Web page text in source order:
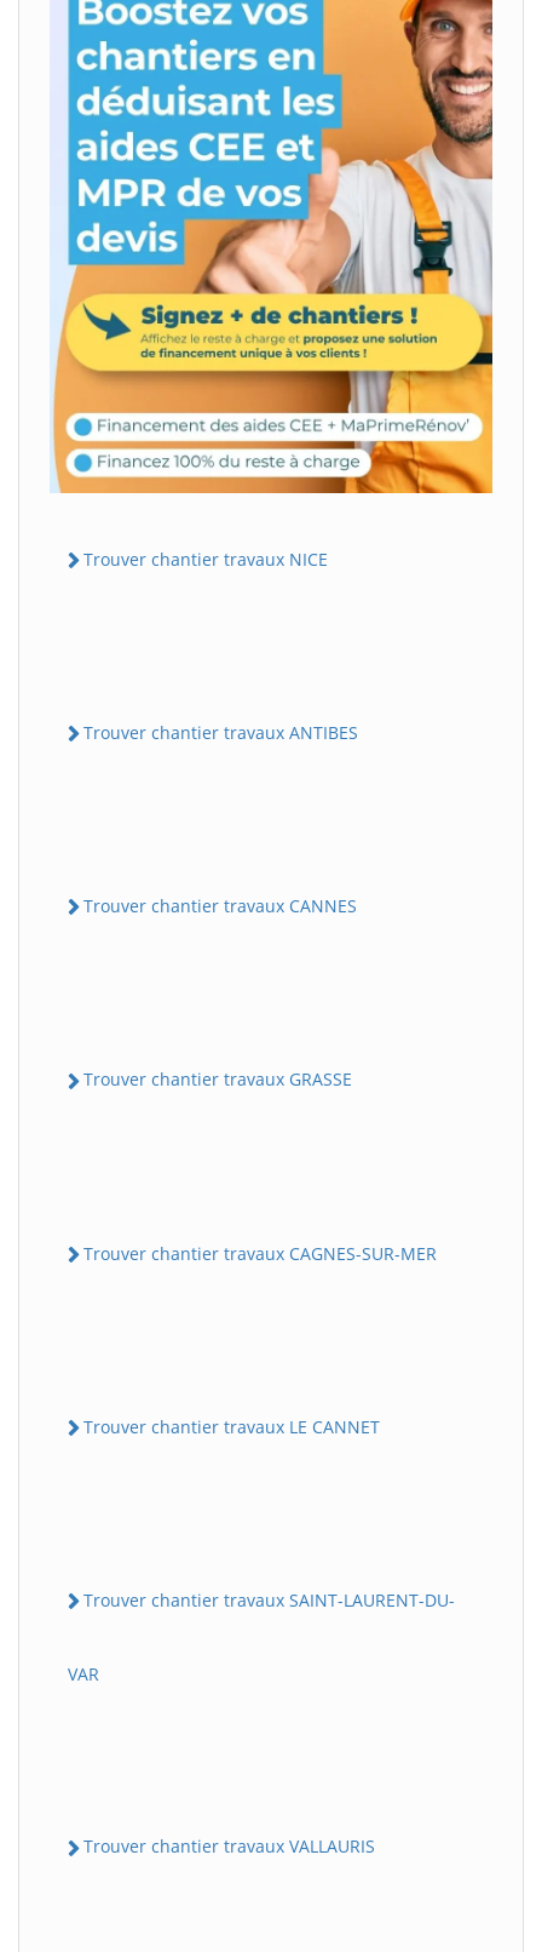
Trouver chantier travaux NICE
Trouver chantier travaux ANTIBES
Trouver chantier travaux CANNES
Trouver chantier travaux GRASSE
Trouver chantier travaux CAGNES-SUR-MER
Trouver chantier travaux LE CANNET
Trouver chantier travaux SAINT-LAURENT-DU-
VAR
Trouver chantier travaux VALLAURIS